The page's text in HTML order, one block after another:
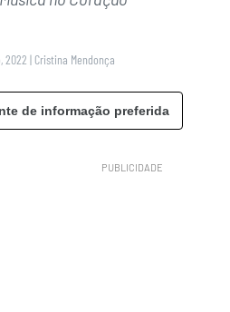
2022 | Cristina Mendonça
de informação preferida